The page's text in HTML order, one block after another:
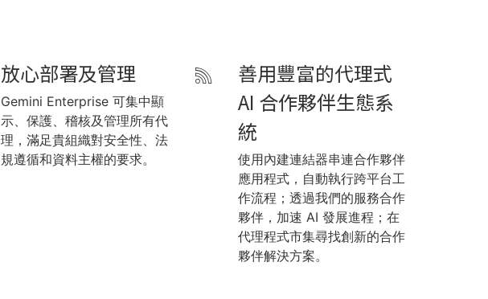
放心部署及管理
Gemini Enterprise 可集中顯
示、保護、稽核及管理所有代
理，滿足貴組織對安全性、法
規遵循和資料主權的要求。
善用豐富的代理式
AI 合作夥伴生態系
統
使用內建連結器串連合作夥伴
應用程式，自動執行跨平台工
作流程；透過我們的服務合作
夥伴，加速 AI 發展進程；在
代理程式市集尋找創新的合作
夥伴解決方案。